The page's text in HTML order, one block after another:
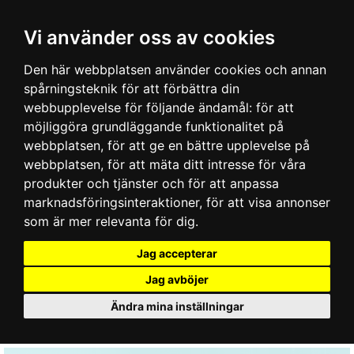
Vi använder oss av cookies
Den här webbplatsen använder cookies och annan
spårningsteknik för att förbättra din
webbupplevelse för följande ändamål: för att
möjliggöra grundläggande funktionalitet på
webbplatsen, för att ge en bättre upplevelse på
webbplatsen, för att mäta ditt intresse för våra
produkter och tjänster och för att anpassa
marknadsföringsinteraktioner, för att visa annonser
som är mer relevanta för dig.
Jag accepterar
Jag avböjer
Ändra mina inställningar